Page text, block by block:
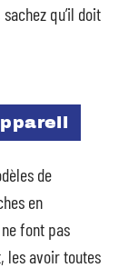
qu’il doit
de
en
font pas
les avoir toutes